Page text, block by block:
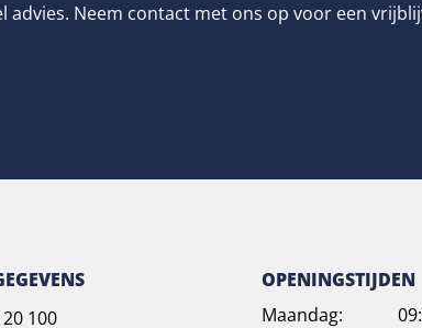
Neem contact met ons op voor een
100
OPENINGSTIJDEN
Maandag: